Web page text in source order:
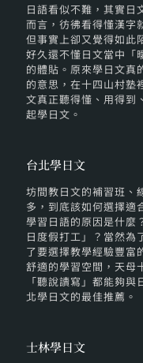
日語看似不難，其實日
而言，彷彿看得懂漢字
但事實上卻又覺得如此
好久還不懂日文當中「
的體貼。原來學日文真
的意思，在十四山村塾
文真正聽得懂、用得到
起學日文。
台北學日文
坊間教日文的補習班、
多，到底該如何選擇適
學習日語的原因是什麼
日度假打工」？當然為
了要選擇教學經驗豐富
舒適的學習空間，天母
「聽說讀寫」都能夠
北學日文的最佳推薦。
士林學日文